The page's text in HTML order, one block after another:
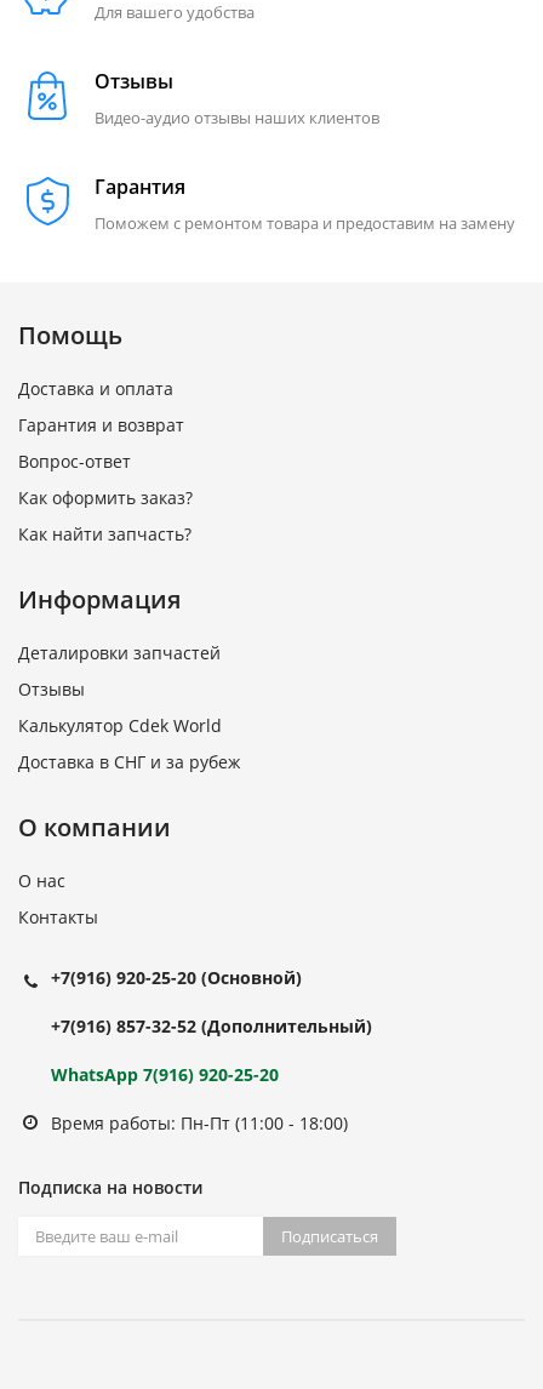
Для вашего удобства
Отзывы
Видео-аудио отзывы наших клиентов
Гарантия
Поможем с ремонтом товара и предоставим на замену
Помощь
Доставка и оплата
Гарантия и возврат
Вопрос-ответ
Как оформить заказ?
Как найти запчасть?
Информация
Деталировки запчастей
Отзывы
Калькулятор Cdek World
Доставка в СНГ и за рубеж
О компании
О нас
Контакты
+7(916) 920-25-20 (Основной)
+7(916) 857-32-52 (Дополнительный)
WhatsApp 7(916) 920-25-20
Время работы: Пн-Пт (11:00 - 18:00)
Подписка на новости
Подписаться